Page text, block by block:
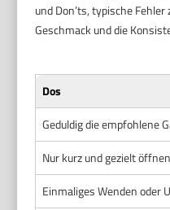
und Don’ts, typische
Geschmack und die
Dos
Geduldig die empfohlene
Nur kurz und gezielt
Einmaliges Wenden oder